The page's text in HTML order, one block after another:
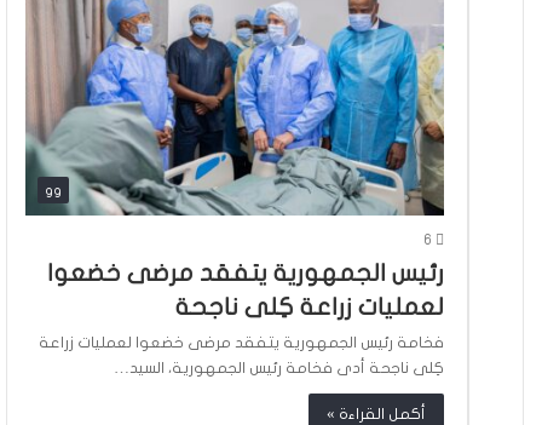
gg
6
رئيس الجمهورية يتفقد مرضى خضعوا
لعمليات زراعة كِلى ناجحة
فخامة رئيس الجمهورية يتفقد مرضى خضعوا لعمليات زراعة
كِلى ناجحة أدى فخامة رئيس الجمهورية، السيد…
أكمل القراءة »